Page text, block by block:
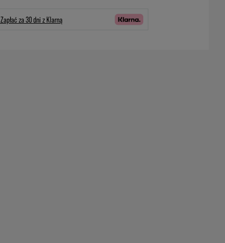
Zapłać za 30 dni z Klarną